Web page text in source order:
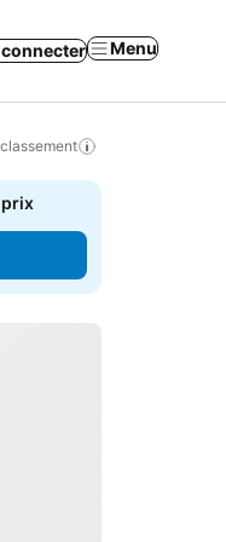
connecter Menu
prix